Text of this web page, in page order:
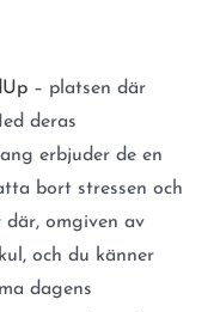
– platsen där
deras
erbjuder de en
bort stressen och
omgiven av
och du känner
dagens